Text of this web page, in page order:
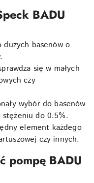
BADU
dużych basenów o
się w małych
czy
wybór do basenów
do 0.5%.
element każdego
czy innych.
pompę BADU